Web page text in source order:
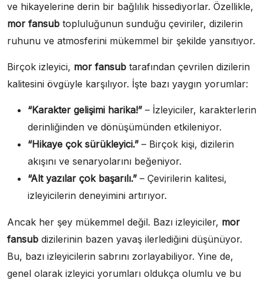
ve hikayelerine derin bir bağlılık hissediyorlar. Özellikle,
mor fansub topluluğunun sunduğu çeviriler, dizilerin
ruhunu ve atmosferini mükemmel bir şekilde yansıtıyor.
Birçok izleyici, mor fansub tarafından çevrilen dizilerin
kalitesini övgüyle karşılıyor. İşte bazı yaygın yorumlar:
“Karakter gelişimi harika!” – İzleyiciler, karakterlerin
derinliğinden ve dönüşümünden etkileniyor.
“Hikaye çok sürükleyici.” – Birçok kişi, dizilerin
akışını ve senaryolarını beğeniyor.
“Alt yazılar çok başarılı.” – Çevirilerin kalitesi,
izleyicilerin deneyimini artırıyor.
Ancak her şey mükemmel değil. Bazı izleyiciler, mor
fansub dizilerinin bazen yavaş ilerlediğini düşünüyor.
Bu, bazı izleyicilerin sabrını zorlayabiliyor. Yine de,
genel olarak izleyici yorumları oldukça olumlu ve bu